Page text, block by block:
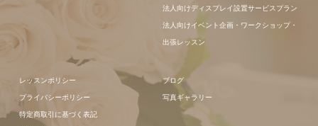
法人向けディスプレイ設置サービスプラン
法人向けイベント企画・ワークショップ・
出張レッスン
レッスンポリシー
プライバシーポリシー
特定商取引に基づく表記
ブログ
写真ギャラリー